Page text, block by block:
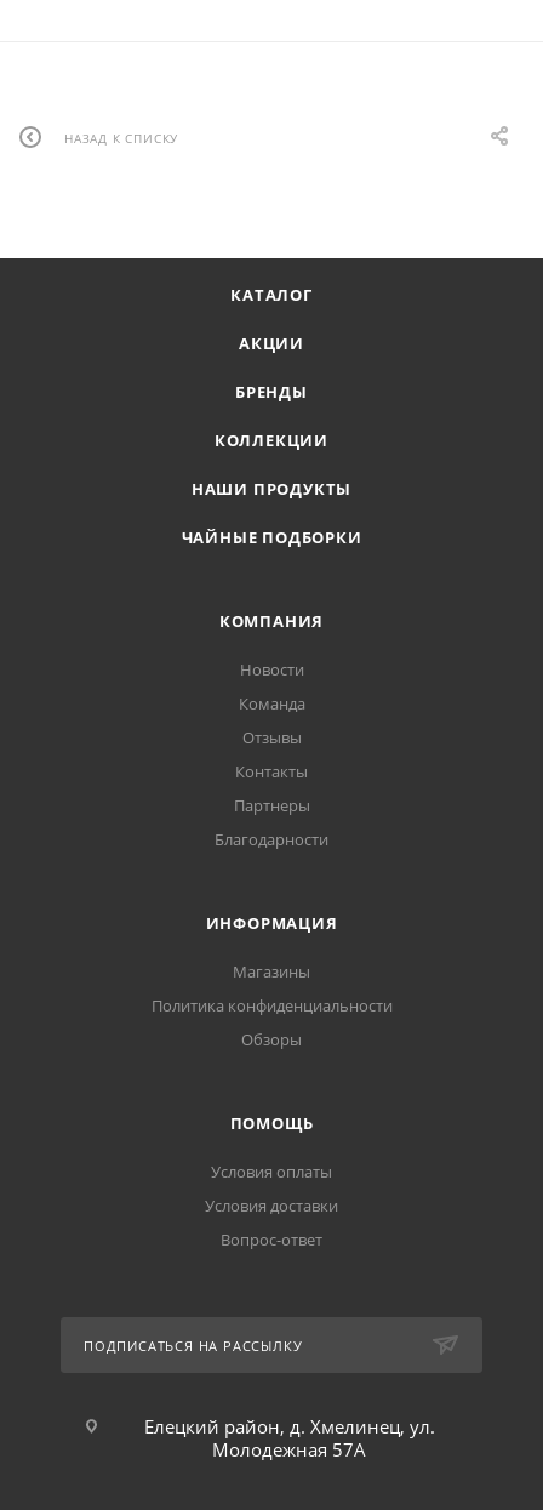
НАЗАД К СПИСКУ
КАТАЛОГ
АКЦИИ
БРЕНДЫ
КОЛЛЕКЦИИ
НАШИ ПРОДУКТЫ
ЧАЙНЫЕ ПОДБОРКИ
КОМПАНИЯ
Новости
Команда
Отзывы
Контакты
Партнеры
Благодарности
ИНФОРМАЦИЯ
Магазины
Политика конфиденциальности
Обзоры
ПОМОЩЬ
Условия оплаты
Условия доставки
Вопрос-ответ
ПОДПИСАТЬСЯ НА РАССЫЛКУ
Елецкий район, д. Хмелинец, ул.
Молодежная 57А